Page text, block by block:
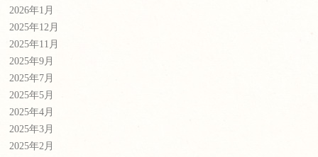
2026年1月
2025年12月
2025年11月
2025年9月
2025年7月
2025年5月
2025年4月
2025年3月
2025年2月